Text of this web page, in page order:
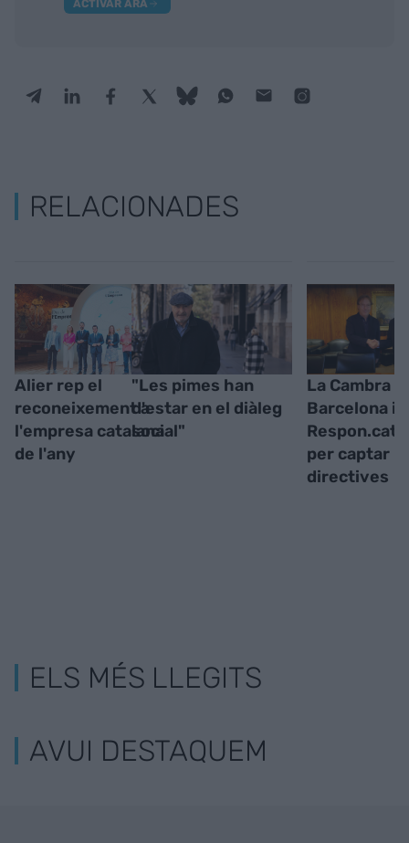
ACTIVAR ARA
RELACIONADES
Alier rep el
reconeixement a
l'empresa catalana
de l'any
"Les pimes han
d'estar en el diàleg
social"
La Cambra
Barcelona i
Respon.cat
per captar
directives
ELS MÉS LLEGITS
AVUI DESTAQUEM